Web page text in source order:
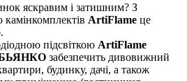
яскравим і затишним? З
камінкомплектів ArtiFlame це
підсвіткою ArtiFlame
забезпечить дивовижний
будинку, дачі, а також